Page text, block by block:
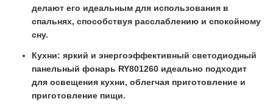
делают его идеальным для использования в
спальнях, способствуя расслаблению и спокойному
сну.
Кухни: яркий и энергоэффективный светодиодный
панельный фонарь RY801260 идеально подходит
для освещения кухни, облегчая приготовление и
приготовление пищи.